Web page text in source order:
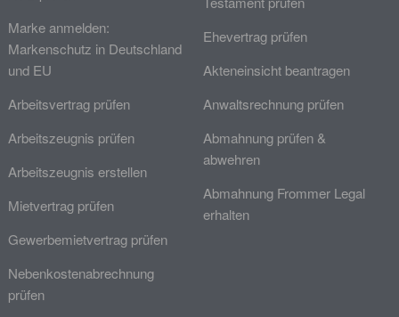
Marke anmelden:
Markenschutz in Deutschland
und EU
Arbeitsvertrag prüfen
Arbeitszeugnis prüfen
Arbeitszeugnis erstellen
Mietvertrag prüfen
Gewerbemietvertrag prüfen
Nebenkostenabrechnung
prüfen
Ehevertrag prüfen
Akteneinsicht beantragen
Anwaltsrechnung prüfen
Abmahnung prüfen &
abwehren
Abmahnung Frommer Legal
erhalten